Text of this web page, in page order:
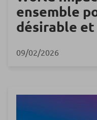
ensemble
désirable et
09/02/2026